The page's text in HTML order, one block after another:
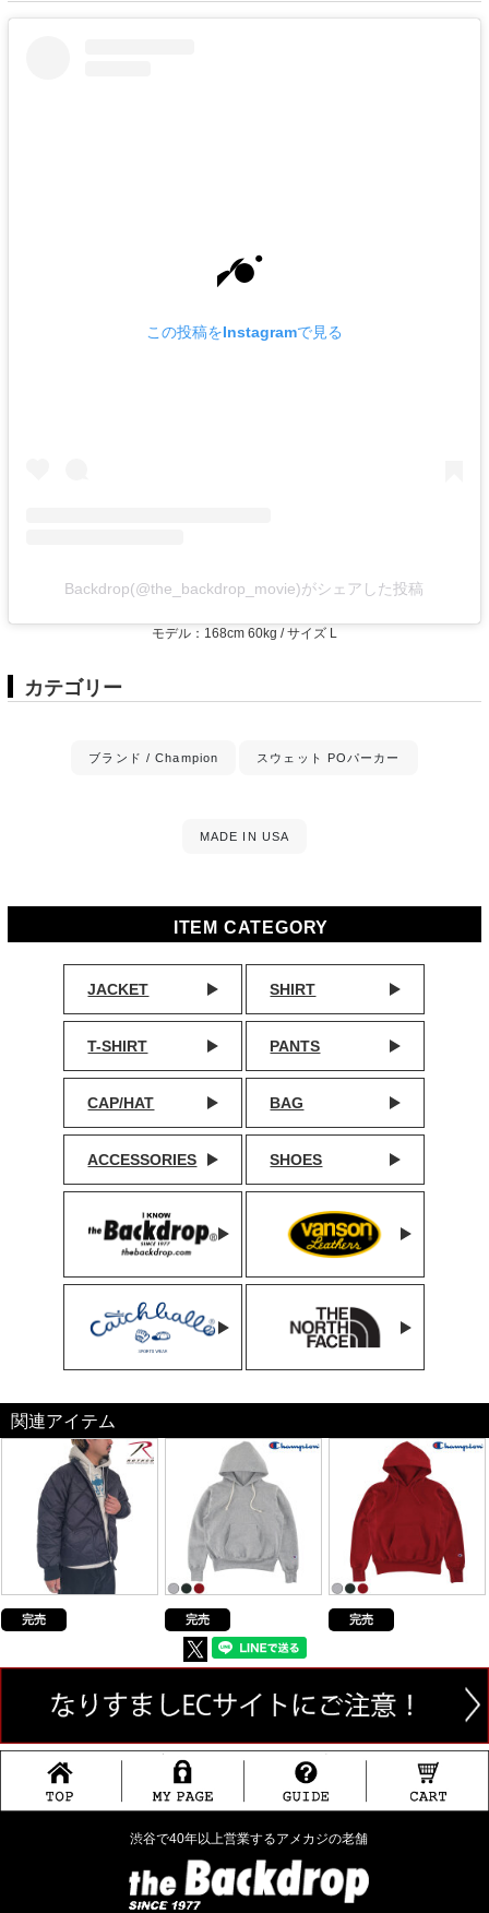
この投稿をInstagramで見る
Backdrop(@the_backdrop_movie)がシェアした投稿
モデル：168cm 60kg / サイズ L
カテゴリー
ブランド / Champion スウェット POパーカー
MADE IN USA
ITEM CATEGORY
JACKET SHIRT
T-SHIRT PANTS
CAP/HAT BAG
ACCESSORIES SHOES
関連アイテム
完売 完売 完売
渋谷で40年以上営業するアメカジの老舗